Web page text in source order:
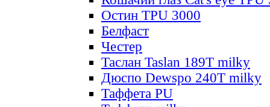
Остин TPU 3000
Белфаст
Честер
Таслан Taslan 189T milky
Дюспо Dewspo 240T milky
Таффета PU